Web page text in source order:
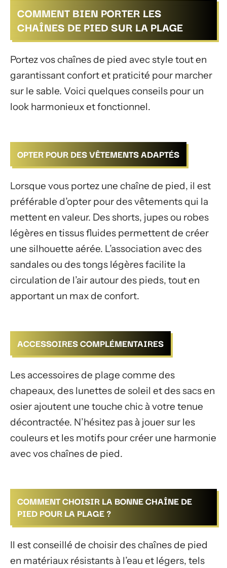
COMMENT BIEN PORTER LES
CHAÎNES DE PIED SUR LA PLAGE
Portez vos chaînes de pied avec style tout en
garantissant confort et praticité pour marcher
sur le sable. Voici quelques conseils pour un
look harmonieux et fonctionnel.
OPTER POUR DES VÊTEMENTS ADAPTÉS
Lorsque vous portez une chaîne de pied, il est
préférable d’opter pour des vêtements qui la
mettent en valeur. Des shorts, jupes ou robes
légères en tissus fluides permettent de créer
une silhouette aérée. L’association avec des
sandales ou des tongs légères facilite la
circulation de l’air autour des pieds, tout en
apportant un max de confort.
ACCESSOIRES COMPLÉMENTAIRES
Les accessoires de plage comme des
chapeaux, des lunettes de soleil et des sacs en
osier ajoutent une touche chic à votre tenue
décontractée. N’hésitez pas à jouer sur les
couleurs et les motifs pour créer une harmonie
avec vos chaînes de pied.
COMMENT CHOISIR LA BONNE CHAÎNE DE
PIED POUR LA PLAGE ?
Il est conseillé de choisir des chaînes de pied
en matériaux résistants à l’eau et légers, tels